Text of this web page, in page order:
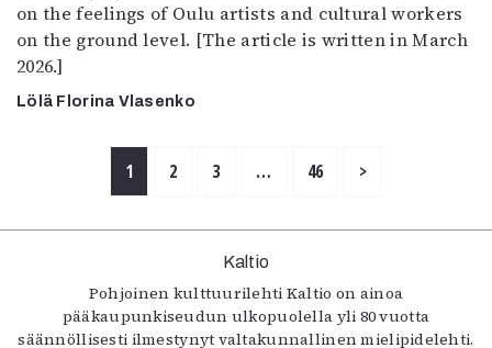
on the feelings of Oulu artists and cultural workers
on the ground level. [The article is written in March
2026.]
Lölä Florina Vlasenko
1 2 3 … 46 >
Kaltio
Pohjoinen kulttuurilehti Kaltio on ainoa
pääkaupunkiseudun ulkopuolella yli 80 vuotta
säännöllisesti ilmestynyt valtakunnallinen mielipidelehti.